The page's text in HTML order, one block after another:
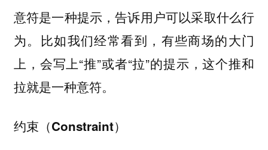
意符是一种提示，告诉用户可以采取什么行
为。比如我们经常看到，有些商场的大门
上，会写上“推”或者“拉”的提示，这个推和
拉就是一种意符。
约束（Constraint）